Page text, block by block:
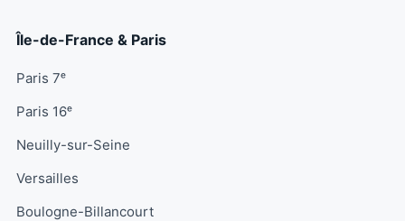
Île-de-France & Paris
Paris 7ᵉ
Paris 16ᵉ
Neuilly-sur-Seine
Versailles
Boulogne-Billancourt